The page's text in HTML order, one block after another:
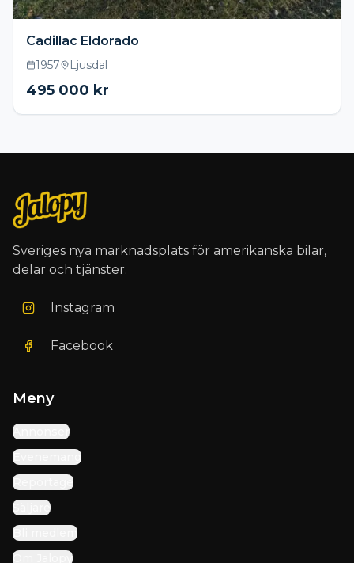
Cadillac Eldorado
1957 Ljusdal
495 000 kr
Sveriges nya marknadsplats för amerikanska bilar,
delar och tjänster.
Instagram
Facebook
Meny
Annonser
Evenemang
Reportage
Säljare
Bli medlem
Om Jalopy